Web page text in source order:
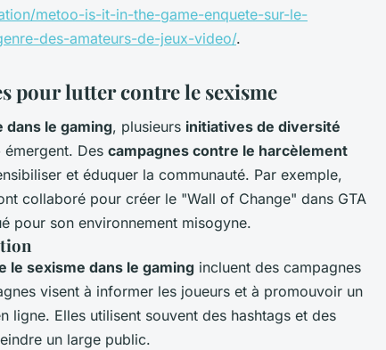
metoo-is-it-in-the-game-enquete-sur-le-
des-amateurs-de-jeux-video/.
pour lutter contre le sexisme
dans le gaming, plusieurs initiatives de diversité
émergent. Des campagnes contre le harcèlement
et éduquer la communauté. Par exemple,
collaboré pour créer le "Wall of Change" dans GTA
pour son environnement misogyne.
sexisme dans le gaming incluent des campagnes
visent à informer les joueurs et à promouvoir un
ligne. Elles utilisent souvent des hashtags et des
un large public.